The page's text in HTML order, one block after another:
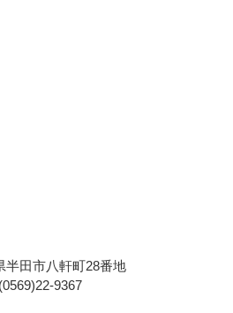
田市八軒町28番地
9367